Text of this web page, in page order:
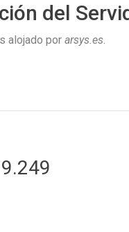
del
alojado por arsys.es.